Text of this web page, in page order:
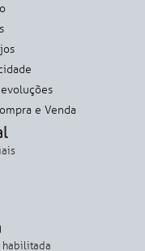
e Venda
habilitada